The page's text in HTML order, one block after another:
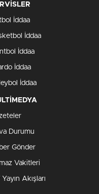
İddaa
İddaa
İddaa
İddaa
İddaa
Durumu
Gönder
Vakitleri
Yayın Akışları